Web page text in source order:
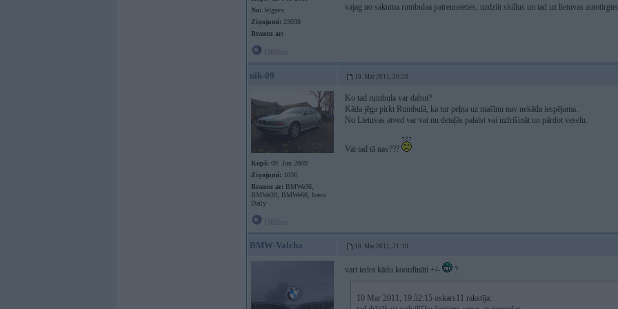
No: Jelgava
Ziņojumi: 23038
Braucu ar:
vajag no sakuma rumbulaa patrenneeties, uzdziit skillus un tad uz lietuvas
nik-09 10. Mar 2011, 20:28
Kopš: 09. Jun 2009
Ziņojumi: 1036
Braucu ar: BMWe36,
BMWe39, BMWe60, Iveco
Daily
Ko tad rumbula var dabut?
Kāda jēga pirkt Rumbulā, ka tur peļņa uz mašīnu nav nekāda iespējama.
No Lietuvas atved var vai nu detaļās palaist vai uzfrišināt un pārdot veselu.
Vai tad tā nav???
BMW-Valcha 10. Mar 2011, 21:10
vari iedot kādu koordināti +/- ?
10 Mar 2011, 19:52:15 oskars11 rakstīja: